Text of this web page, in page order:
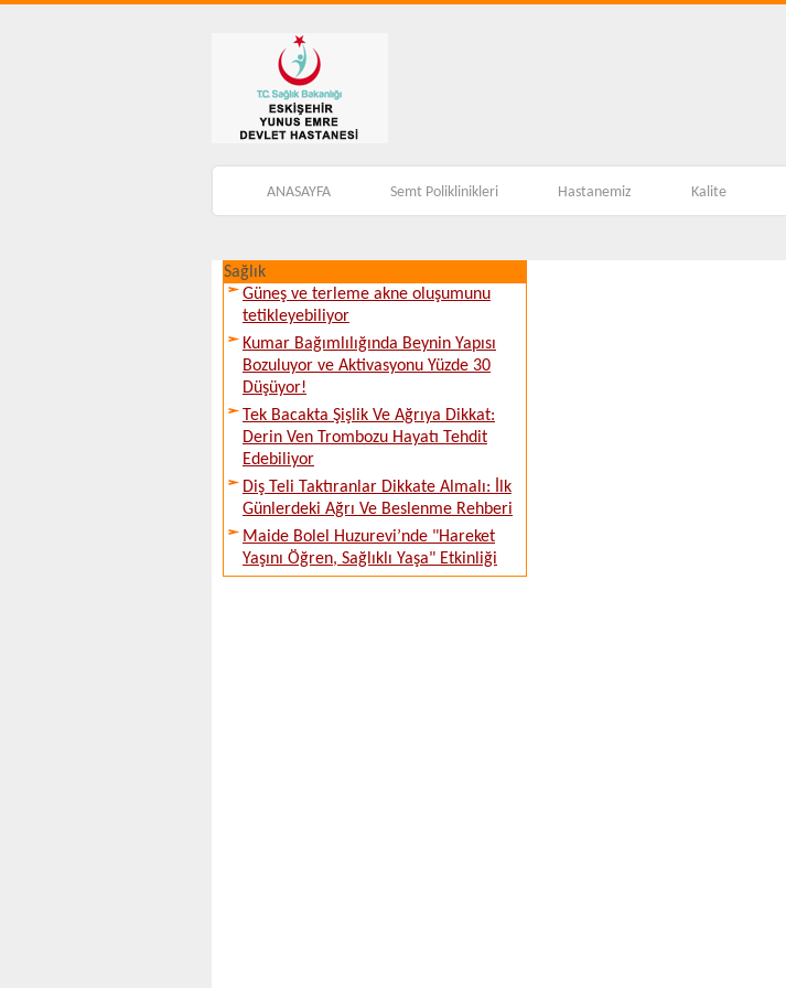
ANASAYFA Semt Poliklinikleri Hastanemiz Kalite
Sağlık
Güneş ve terleme akne oluşumunu
tetikleyebiliyor
Kumar Bağımlılığında Beynin Yapısı
Bozuluyor ve Aktivasyonu Yüzde 30
Düşüyor!
Tek Bacakta Şişlik Ve Ağrıya Dikkat:
Derin Ven Trombozu Hayatı Tehdit
Edebiliyor
Diş Teli Taktıranlar Dikkate Almalı: İlk
Günlerdeki Ağrı Ve Beslenme Rehberi
Maide Bolel Huzurevi’nde "Hareket
Yaşını Öğren, Sağlıklı Yaşa" Etkinliği